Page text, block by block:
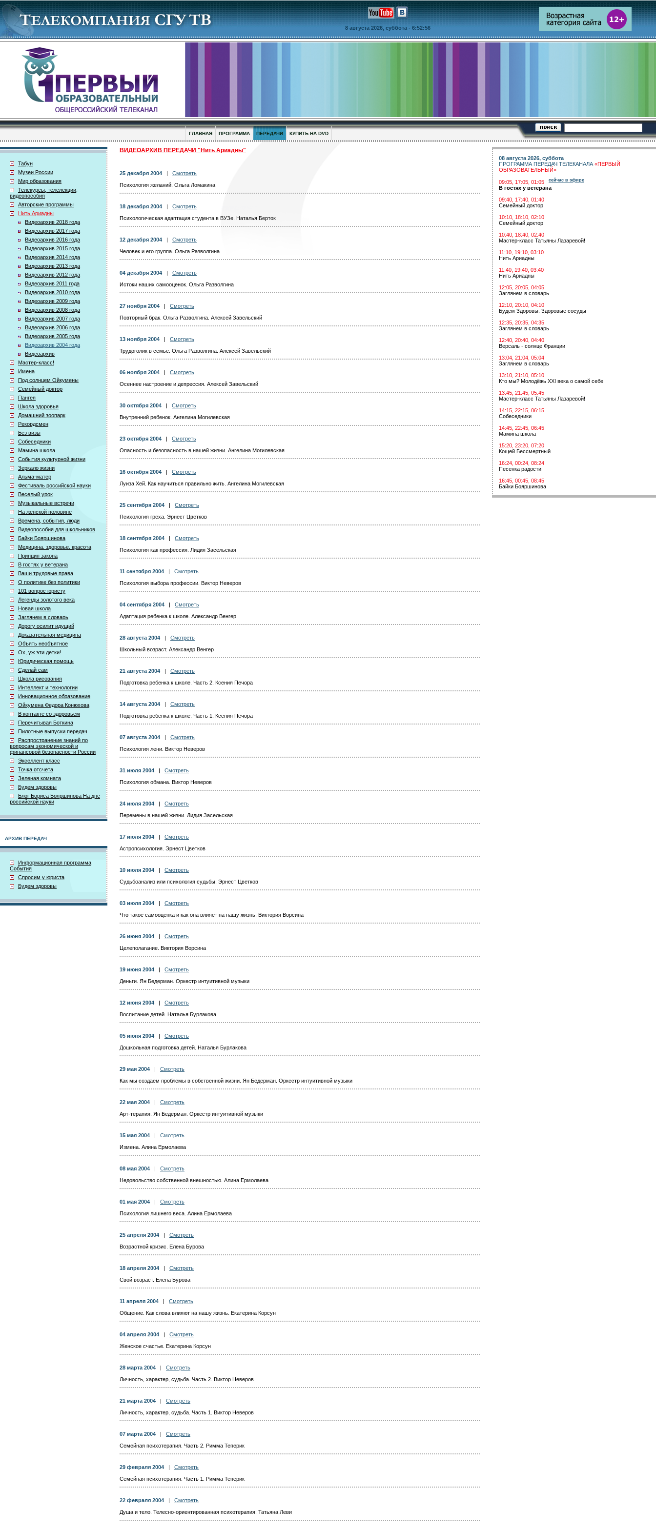
8 августа 2026, суббота - 6:52:57
ГЛАВНАЯ ПРОГРАММА ПЕРЕДАЧИ КУПИТЬ НА DVD
Табун
Музеи России
Мир образования
Телекурсы, телелекции,
видеопособия
Авторские программы
Нить Ариадны
Видеоархив 2018 года
Видеоархив 2017 года
Видеоархив 2016 года
Видеоархив 2015 года
Видеоархив 2014 года
Видеоархив 2013 года
Видеоархив 2012 года
Видеоархив 2011 года
Видеоархив 2010 года
Видеоархив 2009 года
Видеоархив 2008 года
Видеоархив 2007 года
Видеоархив 2006 года
Видеоархив 2005 года
Видеоархив 2004 года
Видеоархив
Мастер-класс!
Имена
Под солнцем Ойкумены
Семейный доктор
Пангея
Школа здоровья
Домашний зоопарк
Рекордсмен
Без визы
Собеседники
Мамина школа
События культурной жизни
Зеркало жизни
Альма-матер
Фестиваль российской науки
Веселый урок
Музыкальные встречи
На женской половине
Времена, события, люди
Видеопособия для школьников
Байки Бояршинова
Медицина. здоровье. красота
Принцип закона
В гостях у ветерана
Ваши трудовые права
О политике без политики
101 вопрос юристу
Легенды золотого века
Новая школа
Заглянем в словарь
Дорогу осилит идущий
Доказательная медицина
Объять необъятное
Ох, уж эти детки!
Юридическая помощь
Сделай сам
Школа рисования
Интеллект и технологии
Инновационное образование
Ойкумена Федора Конюхова
В контакте со здоровьем
Перечитывая Боткина
Пилотные выпуски передач
Распространение знаний по
вопросам экономической и
финансовой безопасности России
Экселлент класс
Точка отсчета
Зеленая комната
Будем здоровы
Блог Бориса Бояршинова На дне
российской науки
АРХИВ ПЕРЕДАЧ
Информационная программа
События
Спросим у юриста
Будем здоровы
ВИДЕОАРХИВ ПЕРЕДАЧИ "Нить Ариадны"
25 декабря 2004
Смотреть
Психология желаний. Ольга Ломакина
18 декабря 2004
Смотреть
Психологическая адаптация студента в ВУЗе. Наталья Берток
12 декабря 2004
Смотреть
Человек и его группа. Ольга Разволгина
04 декабря 2004
Смотреть
Истоки наших самооценок. Ольга Разволгина
27 ноября 2004
Смотреть
Повторный брак. Ольга Разволгина. Алексей Завельский
13 ноября 2004
Смотреть
Трудоголик в семье. Ольга Разволгина. Алексей Завельский
06 ноября 2004
Смотреть
Осеннее настроение и депрессия. Алексей Завельский
30 октября 2004
Смотреть
Внутренний ребенок. Ангелина Могилевская
23 октября 2004
Смотреть
Опасность и безопасность в нашей жизни. Ангелина Могилевская
16 октября 2004
Смотреть
Луиза Хей. Как научиться правильно жить. Ангелина Могилевская
25 сентября 2004
Смотреть
Психология греха. Эрнест Цветков
18 сентября 2004
Смотреть
Психология как профессия. Лидия Засельская
11 сентября 2004
Смотреть
Психология выбора профессии. Виктор Неверов
04 сентября 2004
Смотреть
Адаптация ребенка к школе. Александр Венгер
28 августа 2004
Смотреть
Школьный возраст. Александр Венгер
21 августа 2004
Смотреть
Подготовка ребенка к школе. Часть 2. Ксения Печора
14 августа 2004
Смотреть
Подготовка ребенка к школе. Часть 1. Ксения Печора
07 августа 2004
Смотреть
Психология лени. Виктор Неверов
31 июля 2004
Смотреть
Психология обмана. Виктор Неверов
24 июля 2004
Смотреть
Перемены в нашей жизни. Лидия Засельская
17 июля 2004
Смотреть
Астропсихология. Эрнест Цветков
10 июля 2004
Смотреть
Судьбоанализ или психология судьбы. Эрнест Цветков
03 июля 2004
Смотреть
Что такое самооценка и как она влияет на нашу жизнь. Виктория Ворсина
26 июня 2004
Смотреть
Целеполагание. Виктория Ворсина
19 июня 2004
Смотреть
Деньги. Ян Бедерман. Оркестр интуитивной музыки
12 июня 2004
Смотреть
Воспитание детей. Наталья Бурлакова
05 июня 2004
Смотреть
Дошкольная подготовка детей. Наталья Бурлакова
29 мая 2004
Смотреть
Как мы создаем проблемы в собственной жизни. Ян Бедерман. Оркестр интуитивной музыки
22 мая 2004
Смотреть
Арт-терапия. Ян Бедерман. Оркестр интуитивной музыки
15 мая 2004
Смотреть
Измена. Алина Ермолаева
08 мая 2004
Смотреть
Недовольство собственной внешностью. Алина Ермолаева
01 мая 2004
Смотреть
Психология лишнего веса. Алина Ермолаева
25 апреля 2004
Смотреть
Возрастной кризис. Елена Бурова
18 апреля 2004
Смотреть
Свой возраст. Елена Бурова
11 апреля 2004
Смотреть
Общение. Как слова влияют на нашу жизнь. Екатерина Корсун
04 апреля 2004
Смотреть
Женское счастье. Екатерина Корсун
28 марта 2004
Смотреть
Личность, характер, судьба. Часть 2. Виктор Неверов
21 марта 2004
Смотреть
Личность, характер, судьба. Часть 1. Виктор Неверов
07 марта 2004
Смотреть
Семейная психотерапия. Часть 2. Римма Теперик
29 февраля 2004
Смотреть
Семейная психотерапия. Часть 1. Римма Теперик
22 февраля 2004
Смотреть
Душа и тело. Телесно-ориентированная психотерапия. Татьяна Леви
08 августа 2026, суббота
ПРОГРАММА ПЕРЕДАЧ ТЕЛЕКАНАЛА «ПЕРВЫЙ
ОБРАЗОВАТЕЛЬНЫЙ»
09:05, 17:05, 01:05 сейчас в эфире
В гостях у ветерана
09:40, 17:40, 01:40
Семейный доктор
10:10, 18:10, 02:10
Семейный доктор
10:40, 18:40, 02:40
Мастер-класс Татьяны Лазаревой!
11:10, 19:10, 03:10
Нить Ариадны
11:40, 19:40, 03:40
Нить Ариадны
12:05, 20:05, 04:05
Заглянем в словарь
12:10, 20:10, 04:10
Будем Здоровы. Здоровые сосуды
12:35, 20:35, 04:35
Заглянем в словарь
12:40, 20:40, 04:40
Версаль - солнце Франции
13:04, 21:04, 05:04
Заглянем в словарь
13:10, 21:10, 05:10
Кто мы? Молодёжь XXI века о самой себе
13:45, 21:45, 05:45
Мастер-класс Татьяны Лазаревой!
14:15, 22:15, 06:15
Собеседники
14:45, 22:45, 06:45
Мамина школа
15:20, 23:20, 07:20
Кощей Бессмертный
16:24, 00:24, 08:24
Песенка радости
16:45, 00:45, 08:45
Байки Бояршинова